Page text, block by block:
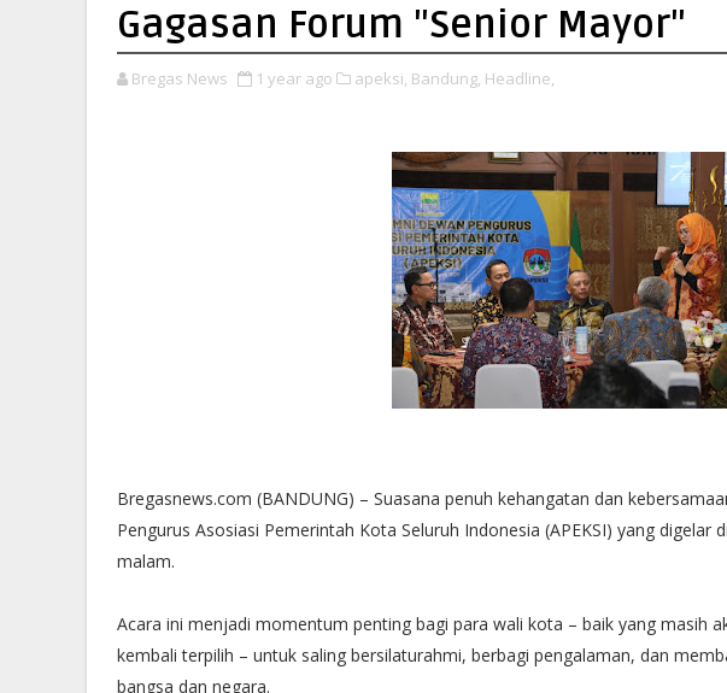
Gagasan Forum "Senior Mayor"
Bregas News 1 year ago apeksi, Bandung, Headline,
Bregasnews.com (BANDUNG) – Suasana penuh kehangatan dan
Pengurus Asosiasi Pemerintah Kota Seluruh Indonesia (APEKSI) yang digelar
malam.
Acara ini menjadi momentum penting bagi para wali kota – baik yang masih
kembali terpilih – untuk saling bersilaturahmi, berbagi pengalaman, dan
bangsa dan negara.